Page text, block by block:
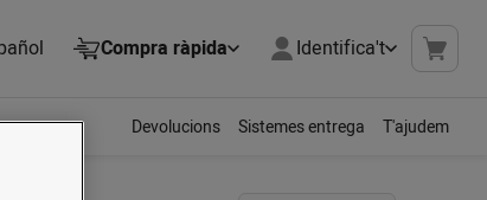
Compra ràpida Identifica't
Devolucions Sistemes entrega T'ajudem